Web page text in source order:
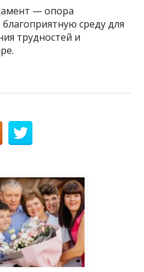
— опора
среду для
трудностей и